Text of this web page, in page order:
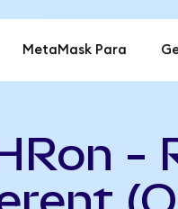
MetaMask Para
-